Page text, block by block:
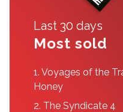
Last 30 days
Most sold
1.Voyages of the
Honey
2. The Syndicate 4